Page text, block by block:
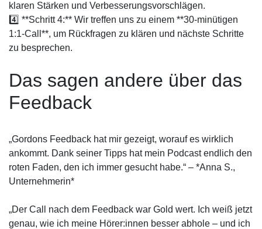
klaren Stärken und Verbesserungsvorschlägen.
4️⃣ **Schritt 4:** Wir treffen uns zu einem **30-minütigen
1:1-Call**, um Rückfragen zu klären und nächste Schritte
zu besprechen.
Das sagen andere über das
Feedback
„Gordons Feedback hat mir gezeigt, worauf es wirklich
ankommt. Dank seiner Tipps hat mein Podcast endlich den
roten Faden, den ich immer gesucht habe.“ – *Anna S.,
Unternehmerin*
„Der Call nach dem Feedback war Gold wert. Ich weiß jetzt
genau, wie ich meine Hörer:innen besser abhole – und ich